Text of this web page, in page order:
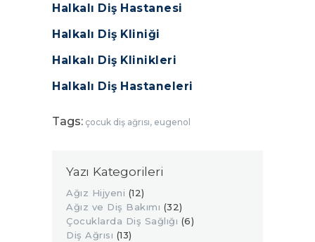
Halkalı Diş Hastanesi
Halkalı Diş Kliniği
Halkalı Diş Klinikleri
Halkalı Diş Hastaneleri
Tags: çocuk diş ağrısı, eugenol
Yazı Kategorileri
Ağız Hijyeni (12)
Ağız ve Diş Bakımı (32)
Çocuklarda Diş Sağlığı (6)
Diş Ağrısı (13)